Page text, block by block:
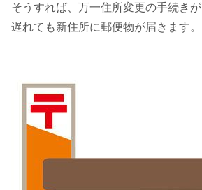
そうすれば、万一住所変更の手続きが
遅れても新住所に郵便物が届きます。